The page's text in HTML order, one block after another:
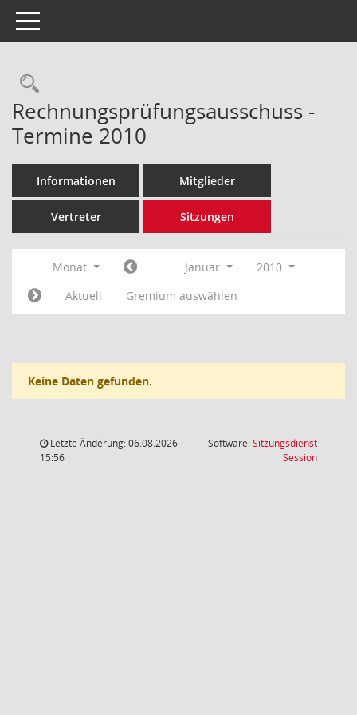
Toggle navigation
Rechercheauswahl
Rechnungsprüfungsausschuss -
Termine 2010
Informationen Mitglieder
Vertreter Sitzungen
Monat Januar
2010
Aktuell
Gremium auswählen
Keine Daten gefunden.
Letzte Änderung: 06.08.2026
15:56
Software:Sitzungsdienst
Session(Wird in